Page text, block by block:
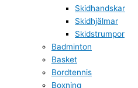
Skidhandskar
Skidhjälmar
Skidstrumpor
Badminton
Basket
Bordtennis
Boxning